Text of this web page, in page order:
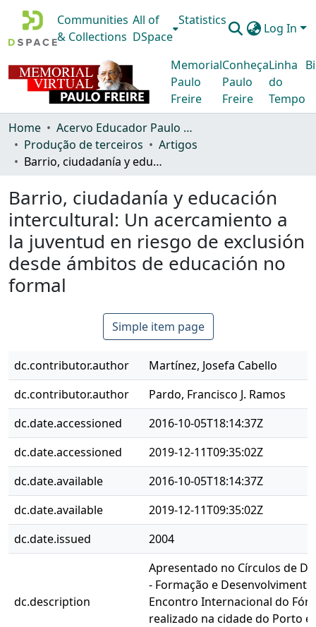
Communities
& Collections
All of
DSpace
Statistics
Log In
Memorial
Paulo
Freire
Conheça
Paulo
Freire
Linha
do
Tempo
Home
Acervo Educador Paulo Freire
Produção de terceiros
Artigos
Barrio, ciudadanía y educación intercultural: Un acercamiento a la juventud en riesgo de exclusión desde ámbitos de educación no formal
Barrio, ciudadanía y educación
intercultural: Un acercamiento a
la juventud en riesgo de exclusión
desde ámbitos de educación no
formal
Simple item page
dc.contributor.author
Martínez, Josefa Cabello
dc.contributor.author
Pardo, Francisco J. Ramos
dc.date.accessioned
2016-10-05T18:14:37Z
dc.date.accessioned
2019-12-11T09:35:02Z
dc.date.available
2016-10-05T18:14:37Z
dc.date.available
2019-12-11T09:35:02Z
dc.date.issued
2004
dc.description
Apresentado no Círculos de
- Formação e
Encontro Internacional do
realizado na cidade do Porto